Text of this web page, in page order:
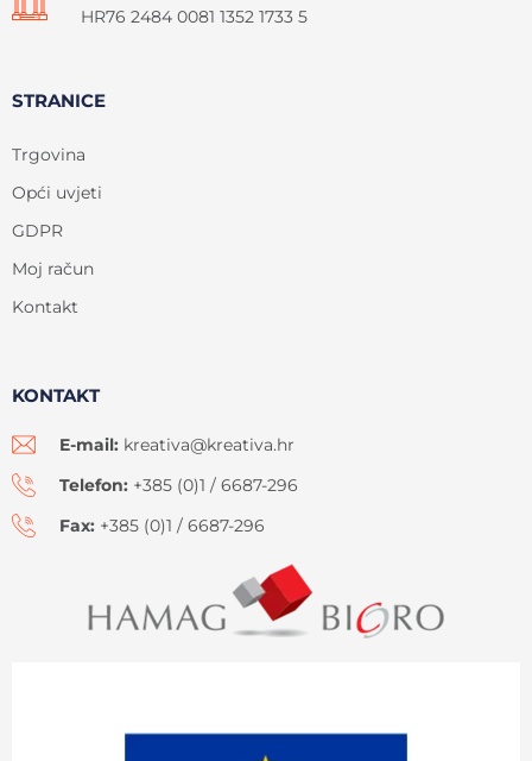
HR76 2484 0081 1352 1733 5
STRANICE
Trgovina
Opći uvjeti
GDPR
Moj račun
Kontakt
KONTAKT
E-mail: kreativa@kreativa.hr
Telefon: +385 (0)1 / 6687-296
Fax: +385 (0)1 / 6687-296